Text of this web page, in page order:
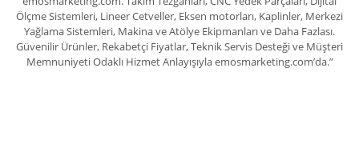
Ölçme Sistemleri, Lineer Cetveller, Eksen motorları, Kaplinler, Merkezi
Yağlama Sistemleri, Makina ve Atölye Ekipmanları ve Daha Fazlası.
Güvenilir Ürünler, Rekabetçi Fiyatlar, Teknik Servis Desteği ve Müşteri
Memnuniyeti Odaklı Hizmet Anlayışıyla emosmarketing.com’da.”